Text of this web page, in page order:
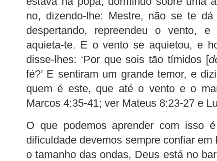
no, dizendo-lhe: Mestre, não se te
despertando, repreendeu o vento,
aquieta-te. E o vento se aquietou, e
disse-lhes: ‘Por que sois tão tímidos [
fé?’ E sentiram um grande temor, e
quem é este, que até o vento e o
Marcos 4:35-41; ver Mateus 8:23-27 e
O que podemos aprender com isso
dificuldade devemos sempre confiar
o tamanho das ondas, Deus está no